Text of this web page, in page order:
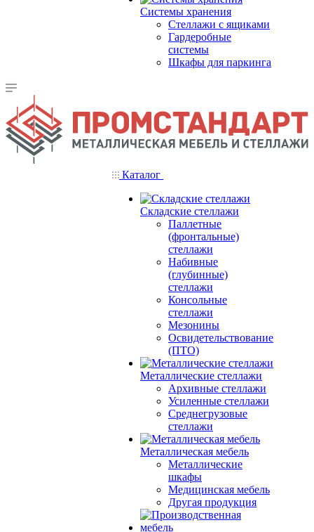
Системы хранения
Стеллажи с ящиками
Гардеробные
системы
Шкафы для паркинга
Каталог
Складские стеллажи
Паллетные
(фронтальные)
стеллажи
Набивные
(глубинные)
стеллажи
Консольные
стеллажи
Мезонины
Освидетельствование
(ПТО)
Металлические стеллажи
Архивные стеллажи
Усиленные стеллажи
Среднегрузовые
стеллажи
Металлическая мебель
Металлические
шкафы
Медицинская мебель
Другая продукция